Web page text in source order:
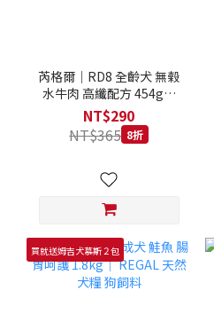
芮格爾｜RD8 全齡犬 無榖
水牛肉 高纖配方 454g｜
REGAL 天然犬糧 狗飼料
NT$290
NT$365 8折
買就送姆吉犬慕斯２包